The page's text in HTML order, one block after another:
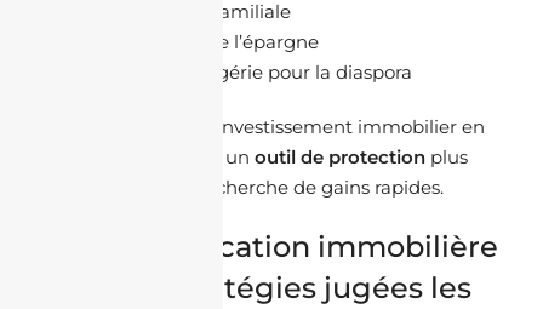
Transmission familiale
Sécurisation de l’épargne
Ancrage en Algérie pour la diaspora
L’investissement immobilier en
2026 est vu comme un outil de protection plus
que comme une recherche de gains rapides.
3. Communication immobilière
: quelles stratégies jugées les